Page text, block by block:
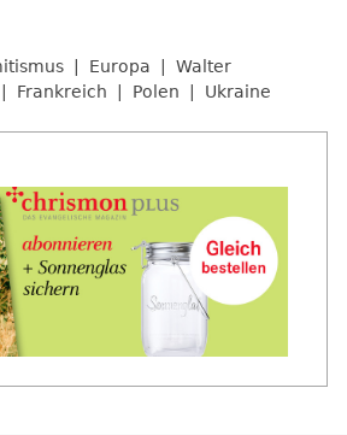
Europa
Walter
Frankreich Polen Ukraine